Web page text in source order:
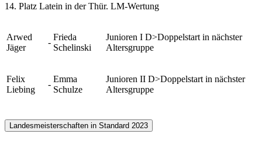
14. Platz Latein in der Thür. LM-Wertung
Arwed
Jäger
-
Frieda
Schelinski
Junioren I D>Doppelstart in nächster
Altersgruppe
Felix
Liebing
-
Emma
Schulze
Junioren II D>Doppelstart in nächster
Altersgruppe
Landesmeisterschaften in Standard 2023